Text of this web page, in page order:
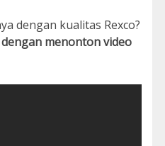
dengan kualitas Rexco?
menonton video